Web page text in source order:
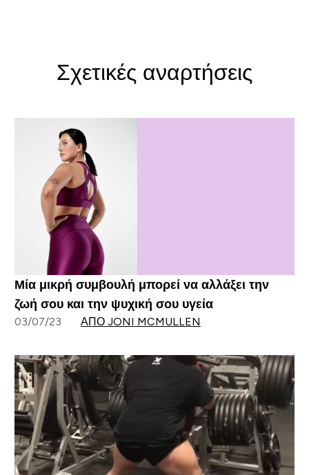
Σχετικές αναρτήσεις
Μία μικρή συμβουλή μπορεί να αλλάξει την
ζωή σου και την ψυχική σου υγεία
03/07/23 ΑΠΌ JONI MCMULLEN